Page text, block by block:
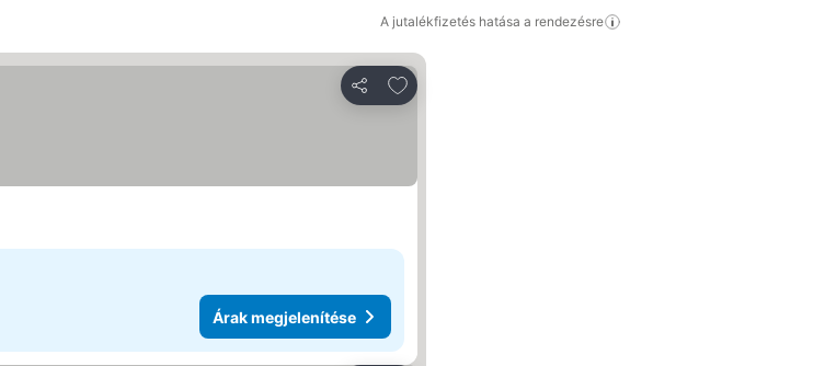
A jutalékfizetés hatása a rendezésre
Megosztás
Hozzáadás a kedvencekhez
Árak megjelenítése